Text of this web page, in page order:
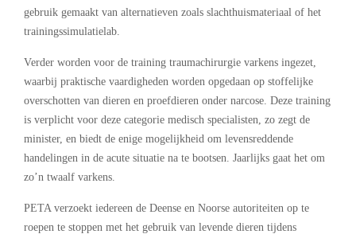
gebruik gemaakt van alternatieven zoals slachthuismateriaal of het
trainingssimulatielab.
Verder worden voor de training traumachirurgie varkens ingezet,
waarbij praktische vaardigheden worden opgedaan op stoffelijke
overschotten van dieren en proefdieren onder narcose. Deze training
is verplicht voor deze categorie medisch specialisten, zo zegt de
minister, en biedt de enige mogelijkheid om levensreddende
handelingen in de acute situatie na te bootsen. Jaarlijks gaat het om
zo’n twaalf varkens.
PETA verzoekt iedereen de Deense en Noorse autoriteiten op te
roepen te stoppen met het gebruik van levende dieren tijdens